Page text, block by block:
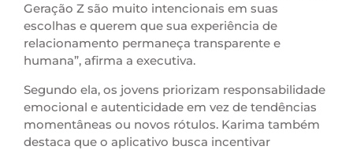
Geração Z são muito intencionais em suas
escolhas e querem que sua experiência de
relacionamento permaneça transparente e
humana”, afirma a executiva.
Segundo ela, os jovens priorizam responsabilidade
emocional e autenticidade em vez de tendências
momentâneas ou novos rótulos. Karima também
destaca que o aplicativo busca incentivar